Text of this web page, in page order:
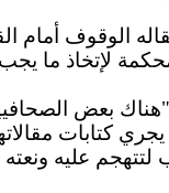
الوقوف أمام
لإتخاذ ما
في جريدة "المستقبل" فاطمة
كتابات
عليه